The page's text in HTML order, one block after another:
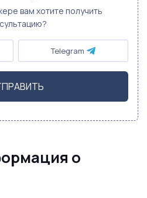
вам хотите получить
Telegram
о